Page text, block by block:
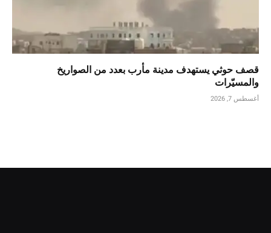
قصف حوثي يستهدف مدينة مأرب بعدد من الصواريخ
والمسيّرات
أغسطس 7, 2026